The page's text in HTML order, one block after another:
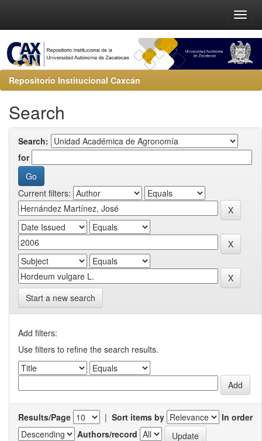
Repositorio Institucional Caxcán
Search
Search:
for
Current filters:
Start a new search
Add filters:
Use filters to refine the search results.
Results/Page | Sort items by
In order
Authors/record